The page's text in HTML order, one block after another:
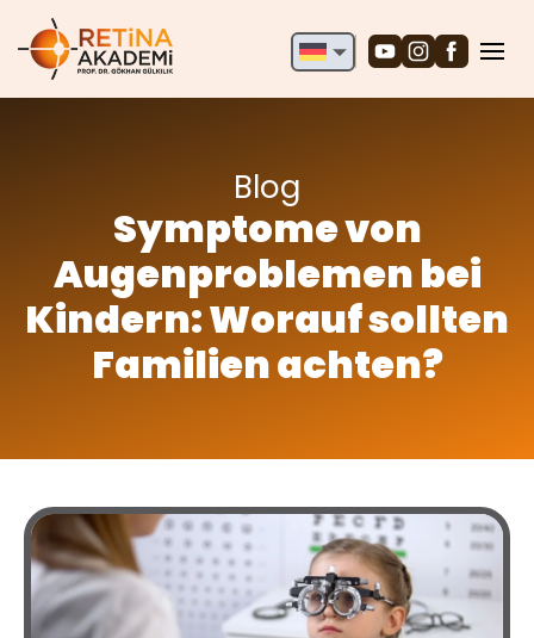
Blog
Symptome von
Augenproblemen bei
Kindern: Worauf sollten
Familien achten?